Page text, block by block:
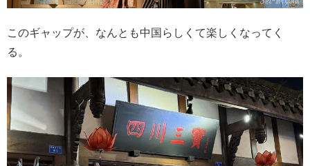
このギャップが、なんとも中国らしくて楽しくなってく
る。